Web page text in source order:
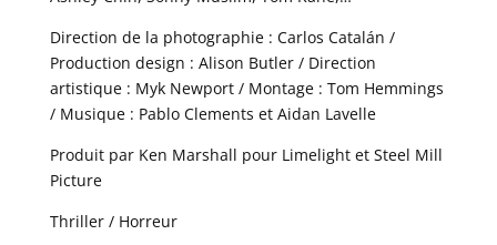
Direction de la photographie : Carlos Catalán /
Production design : Alison Butler / Direction
artistique : Myk Newport / Montage : Tom Hemmings
/ Musique : Pablo Clements et Aidan Lavelle
Produit par Ken Marshall pour Limelight et Steel Mill
Picture
Thriller / Horreur